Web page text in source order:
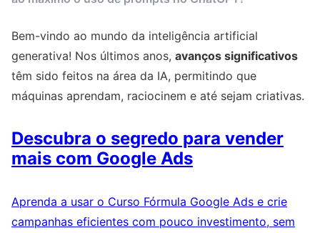
Bem-vindo ao mundo da inteligência artificial
generativa! Nos últimos anos, avanços significativos
têm sido feitos na área da IA, permitindo que
máquinas aprendam, raciocinem e até sejam criativas.
Descubra o segredo para vender
mais com Google Ads
Aprenda a usar o Curso Fórmula Google Ads e crie
campanhas eficientes com pouco investimento, sem